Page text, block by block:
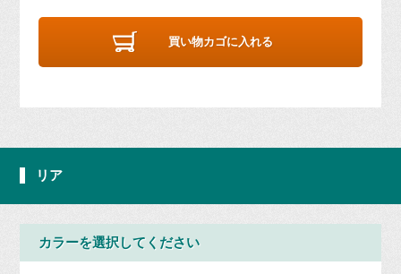
買い物カゴに入れる
リア
カラーを選択してください